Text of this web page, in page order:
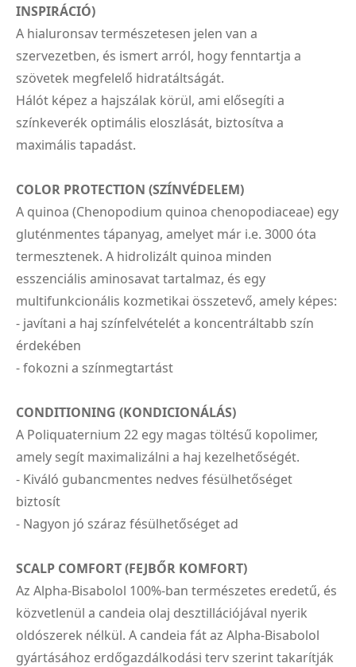
INSPIRÁCIÓ)
A hialuronsav természetesen jelen van a
szervezetben, és ismert arról, hogy fenntartja a
szövetek megfelelő hidratáltságát.
Hálót képez a hajszálak körül, ami elősegíti a
színkeverék optimális eloszlását, biztosítva a
maximális tapadást.
COLOR PROTECTION (SZÍNVÉDELEM)
A quinoa (Chenopodium quinoa chenopodiaceae) egy
gluténmentes tápanyag, amelyet már i.e. 3000 óta
termesztenek. A hidrolizált quinoa minden
esszenciális aminosavat tartalmaz, és egy
multifunkcionális kozmetikai összetevő, amely képes:
- javítani a haj színfelvételét a koncentráltabb szín
érdekében
- fokozni a színmegtartást
CONDITIONING (KONDICIONÁLÁS)
A Poliquaternium 22 egy magas töltésű kopolimer,
amely segít maximalizálni a haj kezelhetőségét.
- Kiváló gubancmentes nedves fésülhetőséget
biztosít
- Nagyon jó száraz fésülhetőséget ad
SCALP COMFORT (FEJBŐR KOMFORT)
Az Alpha-Bisabolol 100%-ban természetes eredetű, és
közvetlenül a candeia olaj desztillációjával nyerik
oldószerek nélkül. A candeia fát az Alpha-Bisabolol
gyártásához erdőgazdálkodási terv szerint takarítják